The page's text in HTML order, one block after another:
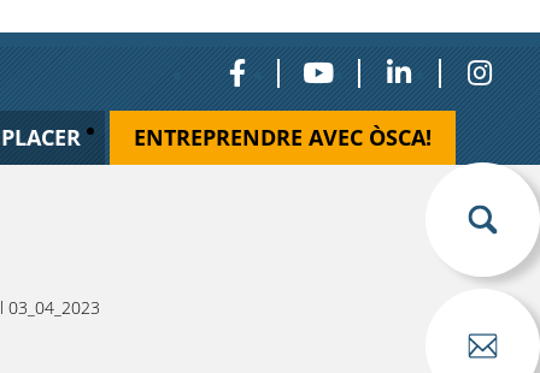
ENTREPRENDRE AVEC ÒSCA!
03_04_2023